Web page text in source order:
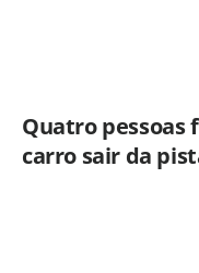
Quatro pessoas
carro sair da